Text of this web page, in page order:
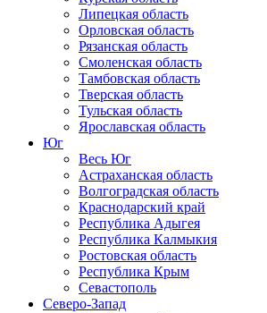
Липецкая область
Орловская область
Рязанская область
Смоленская область
Тамбовская область
Тверская область
Тульская область
Ярославская область
Юг
Весь Юг
Астраханская область
Волгоградская область
Краснодарский край
Республика Адыгея
Республика Калмыкия
Ростовская область
Республика Крым
Севастополь
Северо-Запад